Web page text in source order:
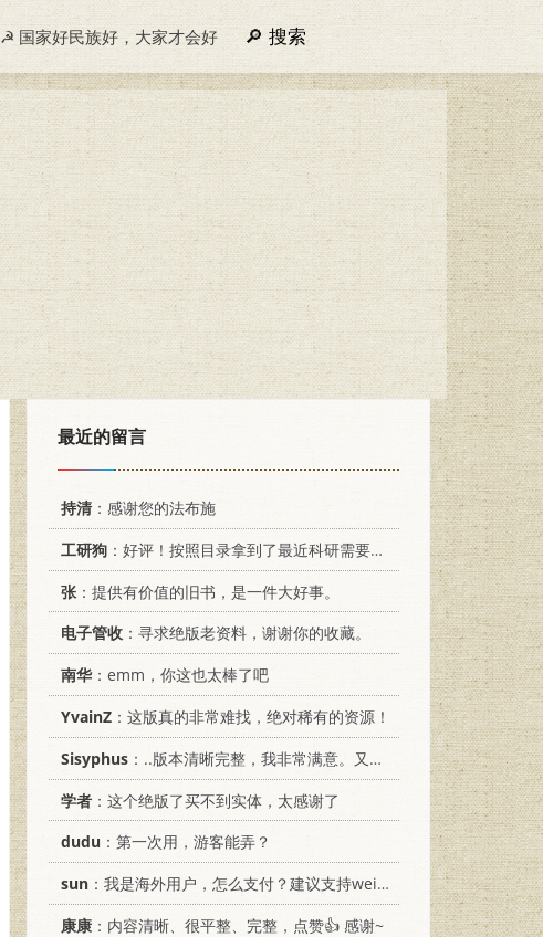
☭ 国家好民族好，大家才会好 搜索
最近的留言
持清：感谢您的法布施
工研狗 ：好评！按照目录拿到了最近科研需要的材料！
张 ：提供有价值的旧书，是一件大好事。
电子管收 ：寻求绝版老资料，谢谢你的收藏。
南华：emm，你这也太棒了吧
YvainZ ：这版真的非常难找，绝对稀有的资源！
Sisyphus ：..版本清晰完整，我非常满意。又及，这本《话语的真相》...
学者 ：这个绝版了买不到实体，太感谢了
dudu ：第一次用，游客能弄？
sun ：我是海外用户，怎么支付？建议支持weixin支付
康康 ：内容清晰、很平整、完整，点赞👍 感谢~